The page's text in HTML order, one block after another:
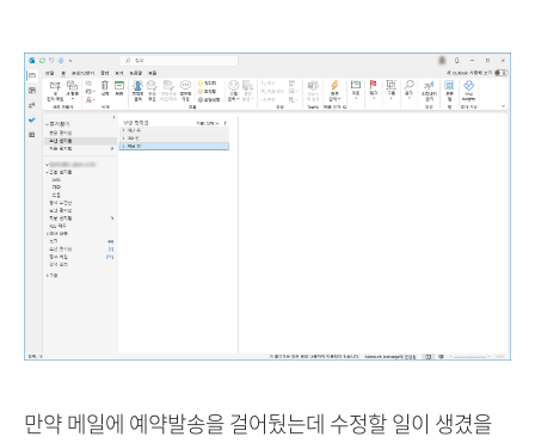
만약 메일에 예약발송을 걸어뒀는데 수정할 일이 생겼을